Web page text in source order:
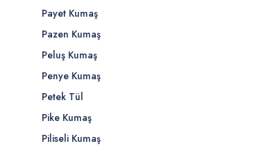
Payet Kumaş
Pazen Kumaş
Peluş Kumaş
Penye Kumaş
Petek Tül
Pike Kumaş
Piliseli Kumaş